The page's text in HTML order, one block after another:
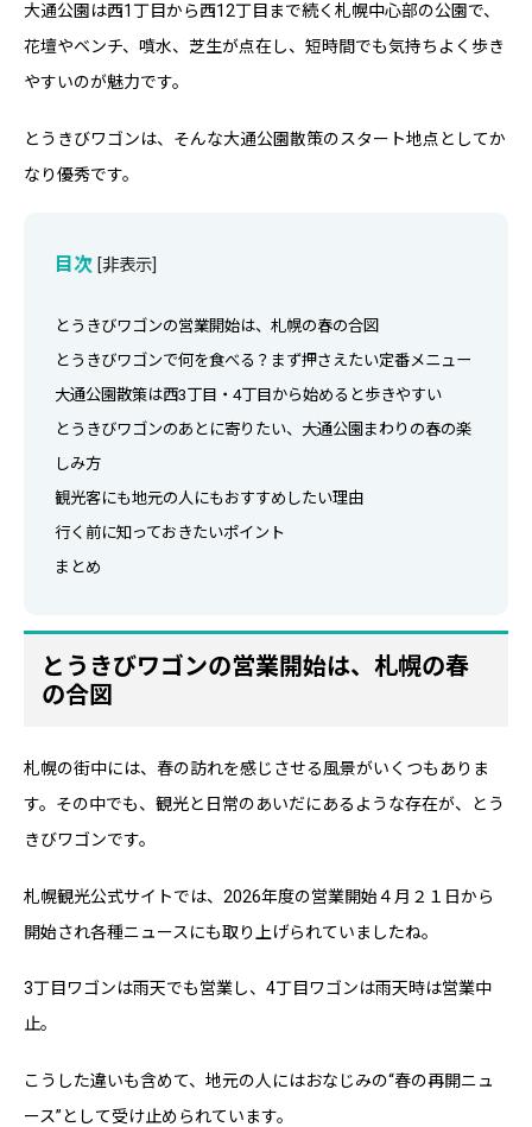
大通公園は西1丁目から西12丁目まで続く札幌中心部の公園で、
花壇やベンチ、噴水、芝生が点在し、短時間でも気持ちよく歩き
やすいのが魅力です。
とうきびワゴンは、そんな大通公園散策のスタート地点としてか
なり優秀です。
目次 [非表示
とうきびワゴンの営業開始は、札幌の春の合図
とうきびワゴンで何を食べる？まず押さえたい定番メニュー
大通公園散策は西3丁目・4丁目から始めると歩きやすい
とうきびワゴンのあとに寄りたい、大通公園まわりの春の楽
しみ方
観光客にも地元の人にもおすすめしたい理由
行く前に知っておきたいポイント
まとめ
とうきびワゴンの営業開始は、札幌の春
の合図
札幌の街中には、春の訪れを感じさせる風景がいくつもありま
す。その中でも、観光と日常のあいだにあるような存在が、とう
きびワゴンです。
札幌観光公式サイトでは、2026年度の営業開始４月２１日から
開始され各種ニュースにも取り上げられていましたね。
3丁目ワゴンは雨天でも営業し、4丁目ワゴンは雨天時は営業中
止。
こうした違いも含めて、地元の人にはおなじみの“春の再開ニュ
ース”として受け止められています。